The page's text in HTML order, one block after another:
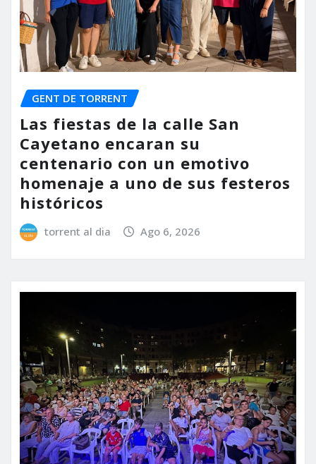
GENT DE TORRENT
Las fiestas de la calle San
Cayetano encaran su
centenario con un emotivo
homenaje a uno de sus festeros
históricos
torrent al dia Ago 6, 2026